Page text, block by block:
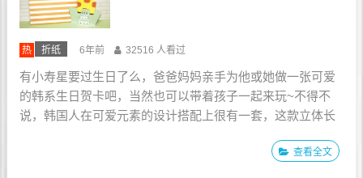
热 折纸 6年前 32516 人看过
有小寿星要过生日了么，爸爸妈妈亲手为他或她做一张可爱
的韩系生日贺卡吧，当然也可以带着孩子一起来玩~不得不
说，韩国人在可爱元素的设计搭配上很有一套，这款立体长
利用卡纸分别作出长颈鹿、生日蛋糕、写有祝福语的标签...
查看全文